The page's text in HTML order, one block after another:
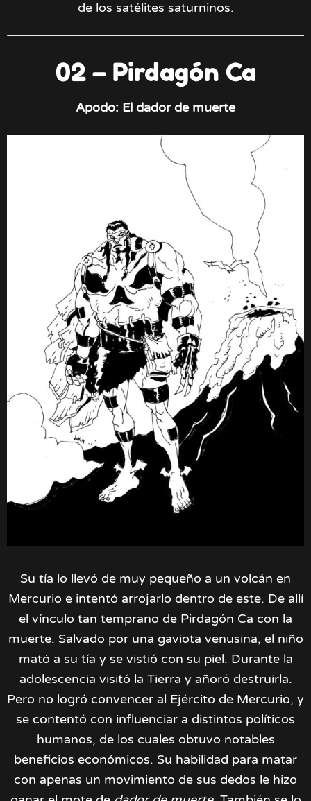
de los satélites saturninos.
02 – Pirdagón Ca
Apodo: El dador de muerte
Su tía lo llevó de muy pequeño a un volcán en
Mercurio e intentó arrojarlo dentro de este. De allí
el vínculo tan temprano de Pirdagón Ca con la
muerte. Salvado por una gaviota venusina, el niño
mató a su tía y se vistió con su piel. Durante la
adolescencia visitó la Tierra y añoró destruirla.
Pero no logró convencer al Ejército de Mercurio, y
se contentó con influenciar a distintos políticos
humanos, de los cuales obtuvo notables
beneficios económicos. Su habilidad para matar
con apenas un movimiento de sus dedos le hizo